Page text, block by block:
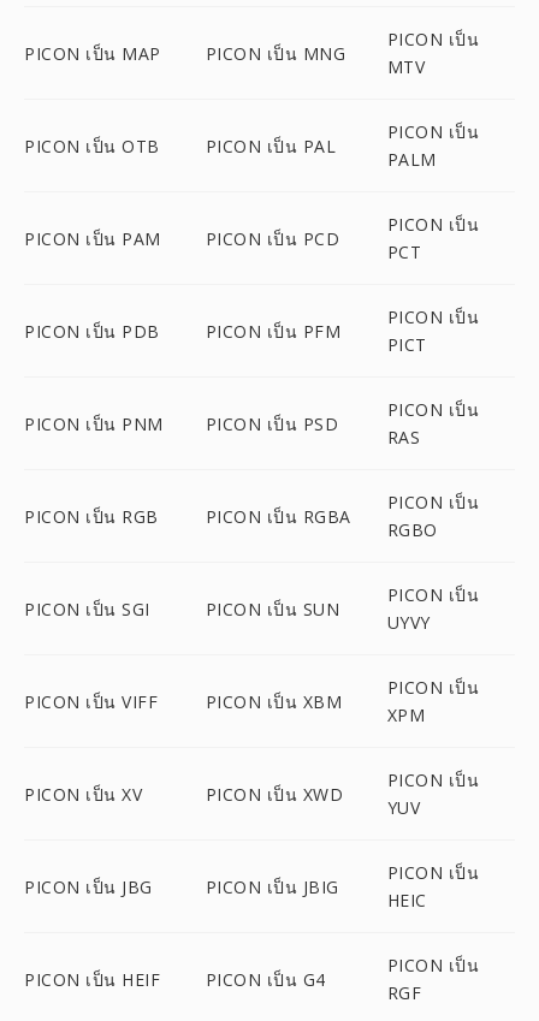
PICON เป็น MAP PICON เป็น MNG
PICON เป็น
MTV
PICON เป็น OTB PICON เป็น PAL
PICON เป็น
PALM
PICON เป็น PAM PICON เป็น PCD
PICON เป็น
PCT
PICON เป็น PDB PICON เป็น PFM
PICON เป็น
PICT
PICON เป็น PNM PICON เป็น PSD
PICON เป็น
RAS
PICON เป็น RGB PICON เป็น RGBA
PICON เป็น
RGBO
PICON เป็น SGI PICON เป็น SUN
PICON เป็น
UYVY
PICON เป็น VIFF PICON เป็น XBM
PICON เป็น
XPM
PICON เป็น XV PICON เป็น XWD
PICON เป็น
YUV
PICON เป็น JBG PICON เป็น JBIG
PICON เป็น
HEIC
PICON เป็น HEIF PICON เป็น G4
PICON เป็น
RGF